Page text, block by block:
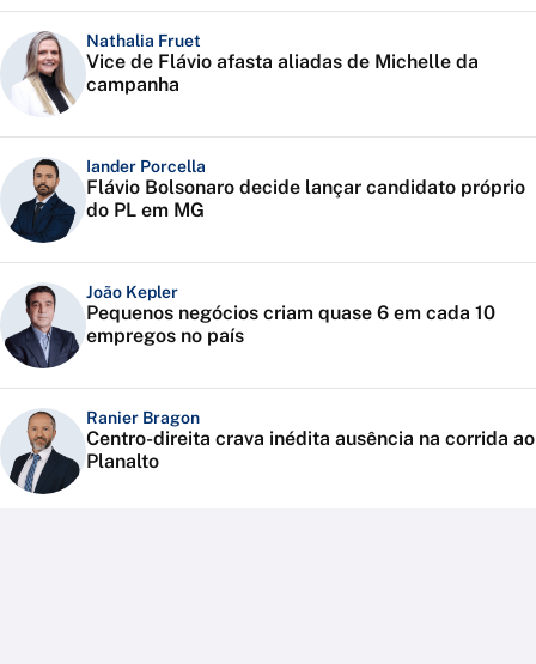
Nathalia Fruet
Vice de Flávio afasta aliadas de Michelle da
campanha
Iander Porcella
Flávio Bolsonaro decide lançar candidato próprio
do PL em MG
João Kepler
Pequenos negócios criam quase 6 em cada 10
empregos no país
Ranier Bragon
Centro-direita crava inédita ausência na corrida ao
Planalto